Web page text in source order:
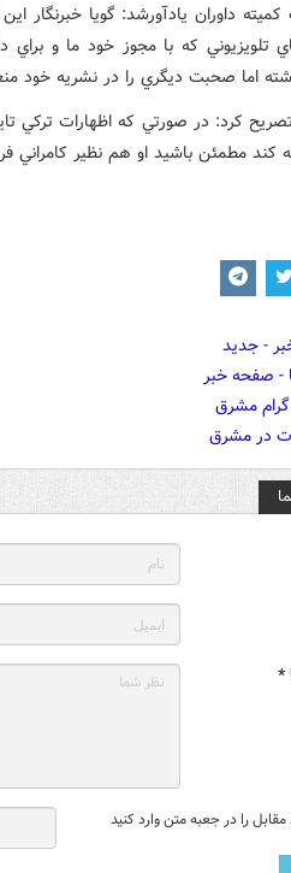
داوران يادآورشد: گويا خبرنگار
تلويزيوني که با مجوز خود ما و براي
اما صحبت ديگري را در نشريه خود
کرد: در صورتي که اظهارات ترکي
کند مطمئن باشيد او هم نظير
*
را در جعبه متن وارد کنید